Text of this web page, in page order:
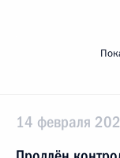
14 февраля